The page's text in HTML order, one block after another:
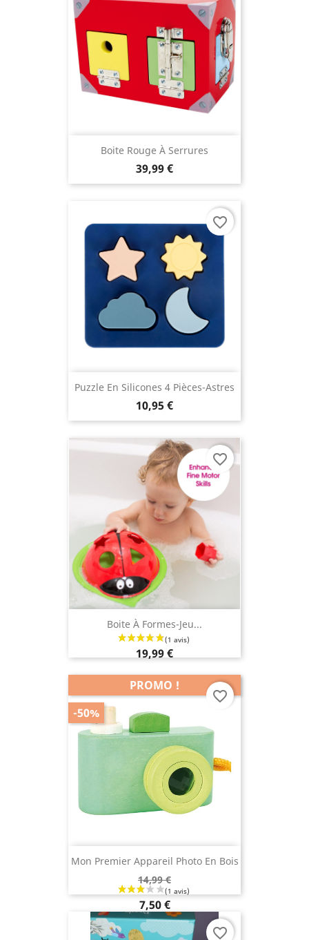
Boite Rouge À Serrures
39,99 €
Puzzle En Silicones 4 Pièces-Astres
10,95 €
favorite_border
Boite À Formes-Jeu...
19,99 €
favorite_border
Mon Premier Appareil Photo En Bois
14,99 €
7,50 €
PROMO !
-50%
favorite_border
favorite_border